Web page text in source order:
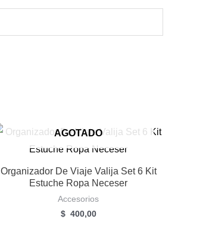
AGOTADO
Organizador De Viaje Valija Set 6 Kit
Estuche Ropa Neceser
Accesorios
$ 400,00